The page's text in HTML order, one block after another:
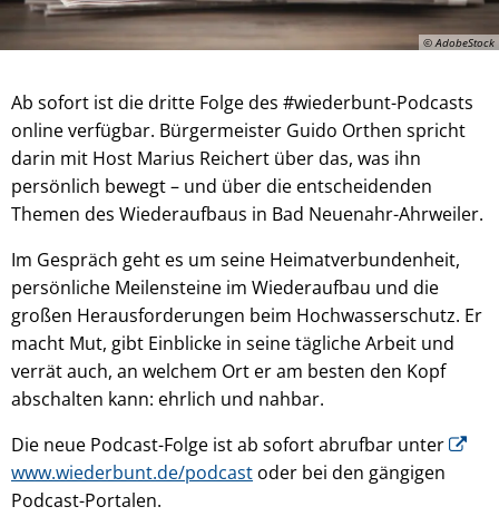
© AdobeStock
Ab sofort ist die dritte Folge des #wiederbunt-Podcasts
online verfügbar. Bürgermeister Guido Orthen spricht
darin mit Host Marius Reichert über das, was ihn
persönlich bewegt – und über die entscheidenden
Themen des Wiederaufbaus in Bad Neuenahr-Ahrweiler.
Im Gespräch geht es um seine Heimatverbundenheit,
persönliche Meilensteine im Wiederaufbau und die
großen Herausforderungen beim Hochwasserschutz. Er
macht Mut, gibt Einblicke in seine tägliche Arbeit und
verrät auch, an welchem Ort er am besten den Kopf
abschalten kann: ehrlich und nahbar.
Die neue Podcast-Folge ist ab sofort abrufbar unter
www.wiederbunt.de/podcast oder bei den gängigen
Podcast-Portalen.